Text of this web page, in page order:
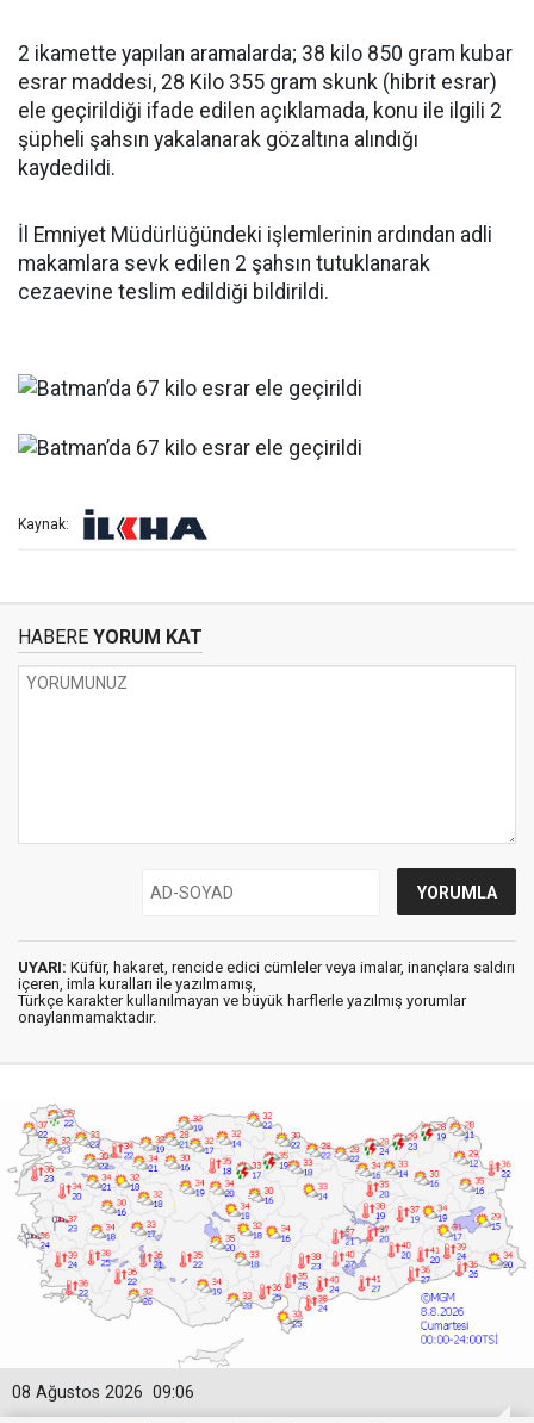
2 ikamette yapılan aramalarda; 38 kilo 850 gram kubar
esrar maddesi, 28 Kilo 355 gram skunk (hibrit esrar)
ele geçirildiği ifade edilen açıklamada, konu ile ilgili 2
şüpheli şahsın yakalanarak gözaltına alındığı
kaydedildi.
İl Emniyet Müdürlüğündeki işlemlerinin ardından adli
makamlara sevk edilen 2 şahsın tutuklanarak
cezaevine teslim edildiği bildirildi.
Kaynak:
HABERE YORUM KAT
UYARI: Küfür, hakaret, rencide edici cümleler veya imalar, inançlara saldırı
içeren, imla kuralları ile yazılmamış,
Türkçe karakter kullanılmayan ve büyük harflerle yazılmış yorumlar
onaylanmamaktadır.
09:06
08 Ağustos 2026